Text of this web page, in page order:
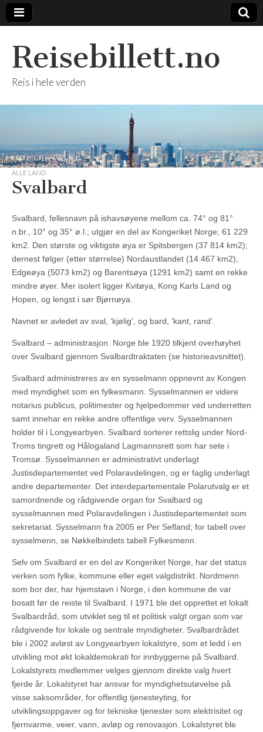
Reisebillett.no
Reis i hele verden
ALLE LAND
Svalbard
Svalbard, fellesnavn på ishavsøyene mellom ca. 74° og 81°
n.br., 10° og 35° ø.l.; utgjør en del av Kongeriket Norge; 61 229
km2. Den største og viktigste øya er Spitsbergen (37 814 km2);
dernest følger (etter størrelse) Nordaustlandet (14 467 km2),
Edgeøya (5073 km2) og Barentsøya (1291 km2) samt en rekke
mindre øyer. Mer isolert ligger Kvitøya, Kong Karls Land og
Hopen, og lengst i sør Bjørnøya.
Navnet er avledet av sval, ‘kjølig’, og bard, ‘kant, rand’.
Svalbard – administrasjon. Norge ble 1920 tilkjent overhøyhet
over Svalbard gjennom Svalbardtraktaten (se historieavsnittet).
Svalbard administreres av en sysselmann oppnevnt av Kongen
med myndighet som en fylkesmann. Sysselmannen er videre
notarius publicus, politimester og hjelpedommer ved underretten
samt innehar en rekke andre offentlige verv. Sysselmannen
holder til i Longyearbyen. Svalbard sorterer rettslig under Nord-
Troms tingrett og Hålogaland Lagmannsrett som har sete i
Tromsø. Sysselmannen er administrativt underlagt
Justisdepartementet ved Polaravdelingen, og er faglig underlagt
andre departementer. Det interdepartementale Polarutvalg er et
samordnende og rådgivende organ for Svalbard og
sysselmannen med Polaravdelingen i Justisdepartementet som
sekretariat. Sysselmann fra 2005 er Per Sefland; for tabell over
sysselmenn, se Nøkkelbindets tabell Fylkesmenn.
Selv om Svalbard er en del av Kongeriket Norge, har det status
verken som fylke, kommune eller eget valgdistrikt. Nordmenn
som bor der, har hjemstavn i Norge, i den kommune de var
bosatt før de reiste til Svalbard. I 1971 ble det opprettet et lokalt
Svalbardråd, som utviklet seg til et politisk valgt organ som var
rådgivende for lokale og sentrale myndigheter. Svalbardrådet
ble i 2002 avløst av Longyearbyen lokalstyre, som et ledd i en
utvikling mot økt lokaldemokrati for innbyggerne på Svalbard.
Lokalstyrets medlemmer velges gjennom direkte valg hvert
fjerde år. Lokalstyret har ansvar for myndighetsutøvelse på
visse saksområder, for offentlig tjenesteyting, for
utviklingsoppgaver og for tekniske tjenester som elektrisitet og
fjernvarme, veier, vann, avløp og renovasjon. Lokalstyret ble